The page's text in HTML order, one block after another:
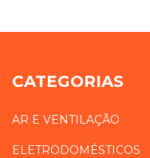
CATEGORIAS
AR E VENTILAÇÃO
ELETRODOMÉSTICOS